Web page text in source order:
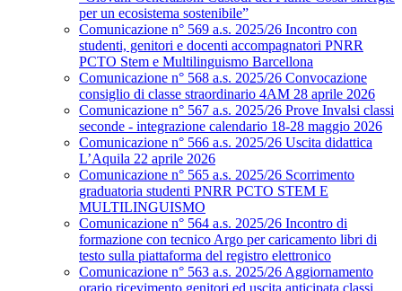
per un ecosistema sostenibile”
Comunicazione n° 569 a.s. 2025/26 Incontro con
studenti, genitori e docenti accompagnatori PNRR
PCTO Stem e Multilinguismo Barcellona
Comunicazione n° 568 a.s. 2025/26 Convocazione
consiglio di classe straordinario 4AM 28 aprile 2026
Comunicazione n° 567 a.s. 2025/26 Prove Invalsi classi
seconde - integrazione calendario 18-28 maggio 2026
Comunicazione n° 566 a.s. 2025/26 Uscita didattica
L’Aquila 22 aprile 2026
Comunicazione n° 565 a.s. 2025/26 Scorrimento
graduatoria studenti PNRR PCTO STEM E
MULTILINGUISMO
Comunicazione n° 564 a.s. 2025/26 Incontro di
formazione con tecnico Argo per caricamento libri di
testo sulla piattaforma del registro elettronico
Comunicazione n° 563 a.s. 2025/26 Aggiornamento